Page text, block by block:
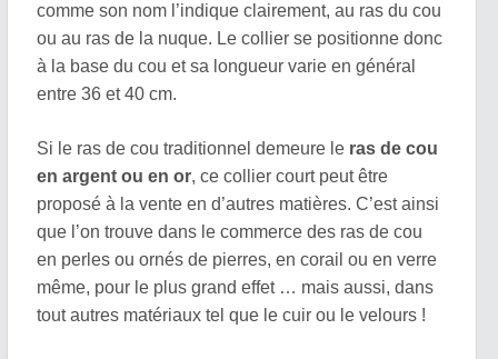
comme son nom l’indique clairement, au ras du cou
ou au ras de la nuque. Le collier se positionne donc
à la base du cou et sa longueur varie en général
entre 36 et 40 cm.
Si le ras de cou traditionnel demeure le ras de cou
en argent ou en or, ce collier court peut être
proposé à la vente en d’autres matières. C’est ainsi
que l’on trouve dans le commerce des ras de cou
en perles ou ornés de pierres, en corail ou en verre
même, pour le plus grand effet … mais aussi, dans
tout autres matériaux tel que le cuir ou le velours !